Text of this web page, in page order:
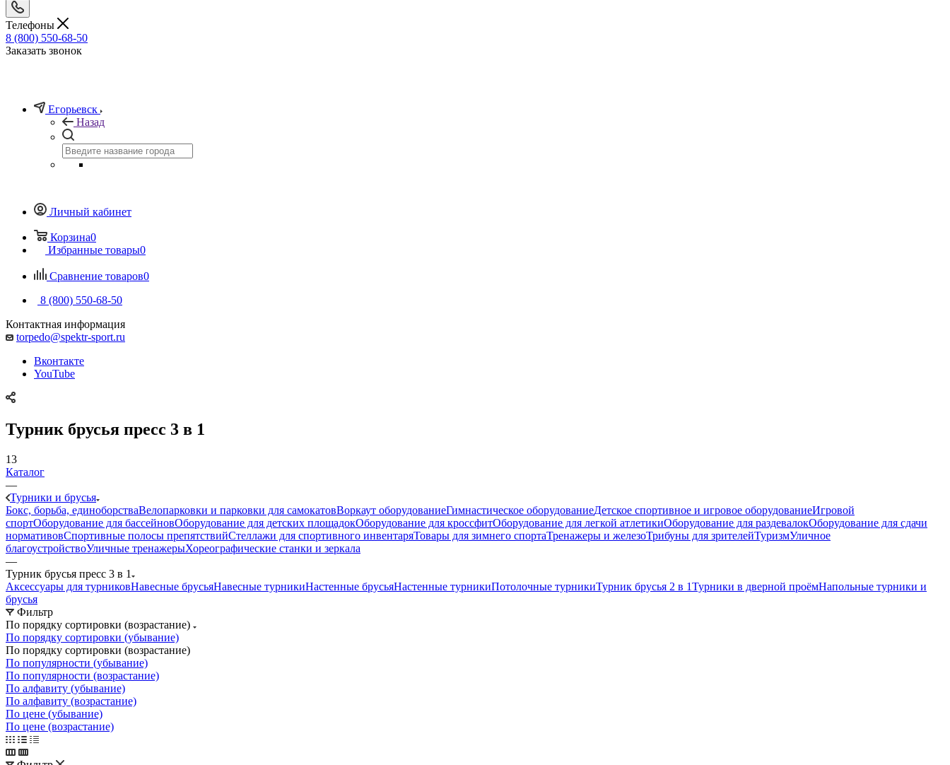
Телефоны
8 (800) 550-68-50
Заказать звонок
Егорьевск
Назад
Личный кабинет
Корзина0
Избранные товары0
Сравнение товаров0
8 (800) 550-68-50
Контактная информация
torpedo@spektr-sport.ru
Вконтакте
YouTube
Турник брусья пресс 3 в 1
13
Каталог
—
Турники и брусья
Бокс, борьба, единоборстваВелопарковки и парковки для самокатовВоркаут оборудованиеГимнастическое оборудованиеДетское спортивное и игровое оборудованиеИгровой
спортОборудование для бассейновОборудование для детских площадокОборудование для кроссфитОборудование для легкой атлетикиОборудование для раздевалокОборудование для сдачи
нормативовСпортивные полосы препятствийСтеллажи для спортивного инвентаряТовары для зимнего спортаТренажеры и железоТрибуны для зрителейТуризмУличное
благоустройствоУличные тренажерыХореографические станки и зеркала
—
Турник брусья пресс 3 в 1
Аксессуары для турниковНавесные брусьяНавесные турникиНастенные брусьяНастенные турникиПотолочные турникиТурник брусья 2 в 1Турники в дверной проёмНапольные турники и
брусья
Фильтр
По порядку сортировки (возрастание)
По порядку сортировки (убывание)
По порядку сортировки (возрастание)
По популярности (убывание)
По популярности (возрастание)
По алфавиту (убывание)
По алфавиту (возрастание)
По цене (убывание)
По цене (возрастание)